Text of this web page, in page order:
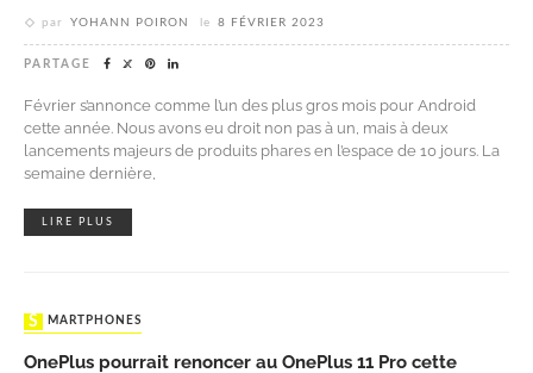
par YOHANN POIRON le 8 FÉVRIER 2023
PARTAGE
Février s’annonce comme l’un des plus gros mois pour Android
cette année. Nous avons eu droit non pas à un, mais à deux
lancements majeurs de produits phares en l’espace de 10 jours. La
semaine dernière,
LIRE PLUS
SMARTPHONES
OnePlus pourrait renoncer au OnePlus 11 Pro cette